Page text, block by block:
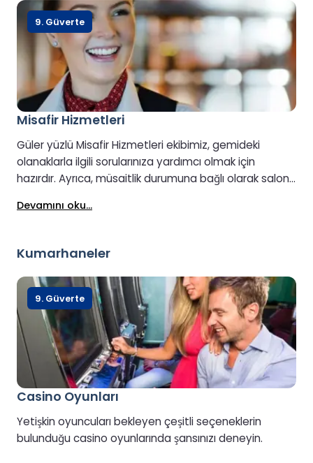
Misafir Hizmetleri
Güler yüzlü Misafir Hizmetleri ekibimiz, gemideki
olanaklarla ilgili sorularınıza yardımcı olmak için
hazırdır. Ayrıca, müsaitlik durumuna bağlı olarak salon
ayarlanabilir.
Devamını oku...
9. Güverte
Kumarhaneler
Casino Oyunları
Yetişkin oyuncuları bekleyen çeşitli seçeneklerin
bulunduğu casino oyunlarında şansınızı deneyin.
9. Güverte